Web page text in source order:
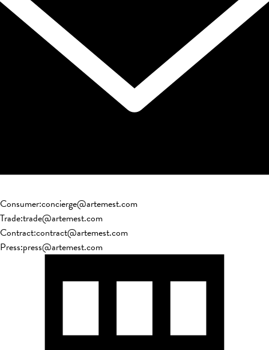
Consumer:concierge@artemest.com
Trade:trade@artemest.com
Contract:contract@artemest.com
Press:press@artemest.com